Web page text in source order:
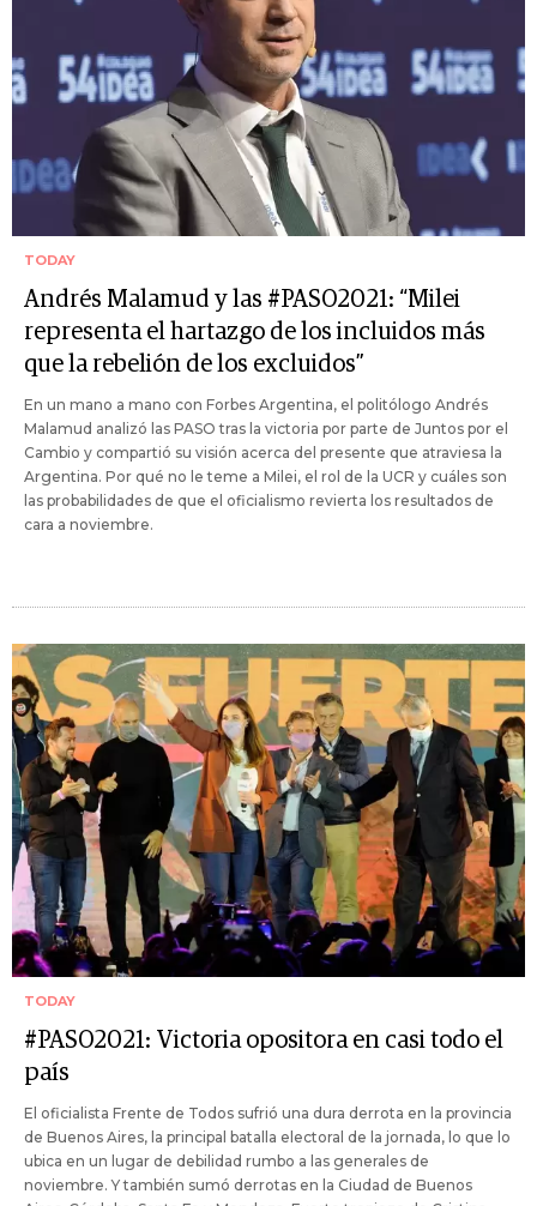
TODAY
Andrés Malamud y las #PASO2021: “Milei
representa el hartazgo de los incluidos más
que la rebelión de los excluidos”
En un mano a mano con Forbes Argentina, el politólogo Andrés
Malamud analizó las PASO tras la victoria por parte de Juntos por el
Cambio y compartió su visión acerca del presente que atraviesa la
Argentina. Por qué no le teme a Milei, el rol de la UCR y cuáles son
las probabilidades de que el oficialismo revierta los resultados de
cara a noviembre.
TODAY
#PASO2021: Victoria opositora en casi todo el
país
El oficialista Frente de Todos sufrió una dura derrota en la provincia
de Buenos Aires, la principal batalla electoral de la jornada, lo que lo
ubica en un lugar de debilidad rumbo a las generales de
noviembre. Y también sumó derrotas en la Ciudad de Buenos